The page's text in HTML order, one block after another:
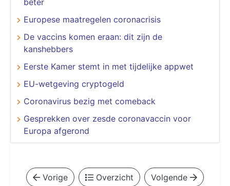
Europese maatregelen coronacrisis
De vaccins komen eraan: dit zijn de
kanshebbers
Eerste Kamer stemt in met tijdelijke appwet
EU-wetgeving cryptogeld
Coronavirus bezig met comeback
Gesprekken over zesde coronavaccin voor
Europa afgerond
Vorige Overzicht Volgende